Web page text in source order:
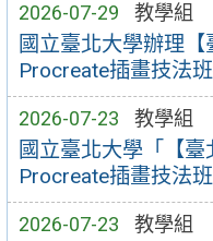
2026-07-29 教學組
國立臺北大學辦理【
Procreate插畫技法
2026-07-23 教學組
國立臺北大學「【臺
Procreate插畫技法
2026-07-23 教學組